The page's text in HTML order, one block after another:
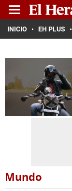
INICIO EH PLUS
Mundo